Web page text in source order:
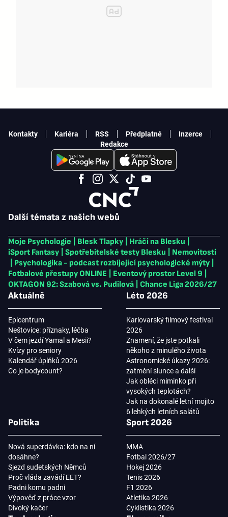
Další témata z našich webů
Moje Psychologie Blesk Tlapky Hráči na Blesku
iSport Fantasy
Spotřebitelské testy Blesku
Nemovitosti
Psychologika - podcast rozbíjející psychologické mýty
Fotbalové přestupy ONLINE
Eventový prostor Level 9
OKTAGON 92: Szabová vs. Pudilová
Chance Liga 2026/27
Aktuálně
Epicentrum
Neštovice: příznaky, léčba
V čem jezdí Yamal a Mesii?
Kvízy pro seniory
Kalendář úplňků 2026
Co je bodycount?
Léto 2026
Karlovarský filmový festival
2026
Znamení, že jste potkali
někoho z minulého života
Astronomické úkazy 2026:
zatmění slunce a další
Jak obléci miminko při
vysokých teplotách?
Jak na dokonalé letní mojito
6 lehkých letních salátů
Politika
Nová superdávka: kdo na ní
dosáhne?
Sjezd sudetských Němců
Proč vláda zavádí EET?
Padni komu padni
Výpověď z práce vzor
Divoký kačer
Sport 2026
MMA
Fotbal 2026/27
Hokej 2026
Tenis 2026
F1 2026
Atletika 2026
Cyklistika 2026
Kontakty Kariéra RSS Předplatné
Inzerce
Redakce